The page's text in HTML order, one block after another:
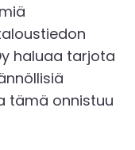
haluaa tarjota
tämä onnistuu